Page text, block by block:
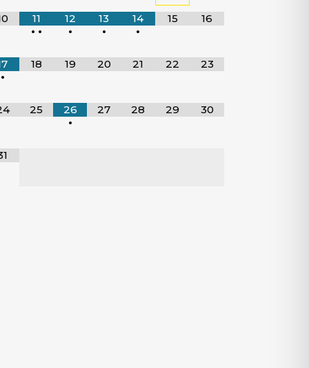
11
• •
12
•
13
•
14
•
15 16
•
18 19 20 21 22 23
25
26
•
27 28 29 30